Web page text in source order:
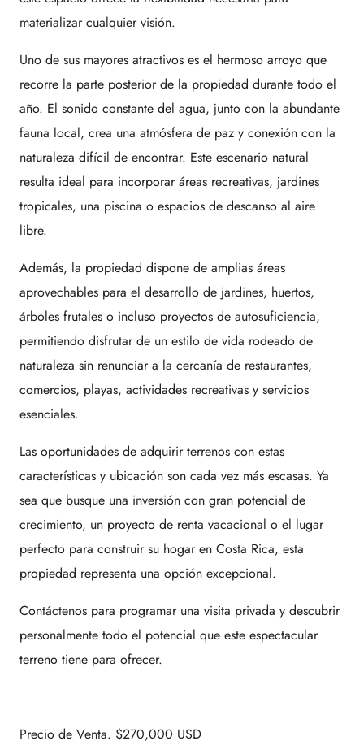
materializar cualquier visión.
Uno de sus mayores atractivos es el hermoso arroyo que
recorre la parte posterior de la propiedad durante todo el
año. El sonido constante del agua, junto con la abundante
fauna local, crea una atmósfera de paz y conexión con la
naturaleza difícil de encontrar. Este escenario natural
resulta ideal para incorporar áreas recreativas, jardines
tropicales, una piscina o espacios de descanso al aire
libre.
Además, la propiedad dispone de amplias áreas
aprovechables para el desarrollo de jardines, huertos,
árboles frutales o incluso proyectos de autosuficiencia,
permitiendo disfrutar de un estilo de vida rodeado de
naturaleza sin renunciar a la cercanía de restaurantes,
comercios, playas, actividades recreativas y servicios
esenciales.
Las oportunidades de adquirir terrenos con estas
características y ubicación son cada vez más escasas. Ya
sea que busque una inversión con gran potencial de
crecimiento, un proyecto de renta vacacional o el lugar
perfecto para construir su hogar en Costa Rica, esta
propiedad representa una opción excepcional.
Contáctenos para programar una visita privada y descubrir
personalmente todo el potencial que este espectacular
terreno tiene para ofrecer.
Precio de Venta. $270,000 USD